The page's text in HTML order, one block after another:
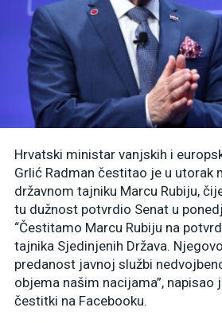
Hrvatski ministar vanjskih i
Grlić Radman čestitao je u utorak
državnom tajniku Marcu Rubiju,
tu dužnost potvrdio Senat u
“Čestitamo Marcu Rubiju na
tajnika Sjedinjenih Država.
predanost javnoj službi
objema našim nacijama”, napisao
čestitki na Facebooku.